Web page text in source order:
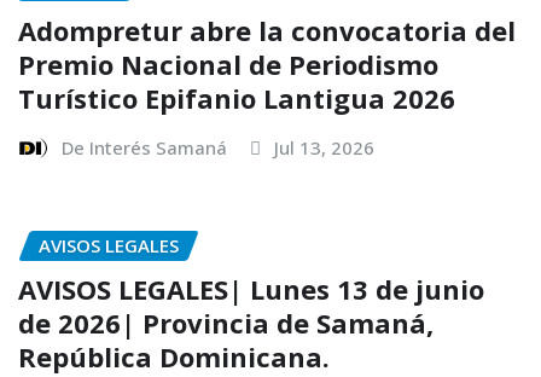
Adompretur abre la convocatoria del
Premio Nacional de Periodismo
Turístico Epifanio Lantigua 2026
De Interés Samaná Jul 13, 2026
AVISOS LEGALES
AVISOS LEGALES| Lunes 13 de junio
de 2026| Provincia de Samaná,
República Dominicana.